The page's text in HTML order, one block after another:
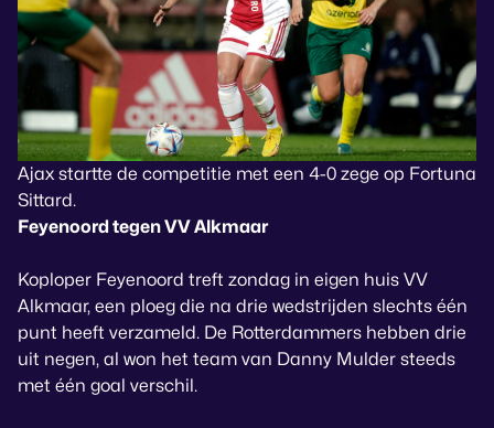
Ajax startte de competitie met een 4-0 zege op Fortuna
Sittard.
Feyenoord tegen VV Alkmaar
Koploper Feyenoord treft zondag in eigen huis VV
Alkmaar, een ploeg die na drie wedstrijden slechts één
punt heeft verzameld. De Rotterdammers hebben drie
uit negen, al won het team van Danny Mulder steeds
met één goal verschil.